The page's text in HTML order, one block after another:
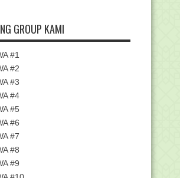
Seleksi PPG 2019
Terpilih Dibahas pada
Pemikir...
tentang Pengelolaan
BOS pada Mad...
Lanjut Verifikasi
Blokir Ab...
PENYELENGGARAAN
PERINGATAN HARI KE...
HSU IKUTI LOMBA SEKOLAH
TINGKAT NASIONAL
GROUP KAMI
#1
#2
#3
#4
#5
#6
#7
#8
#9